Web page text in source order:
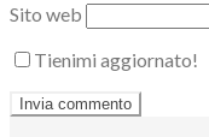
Sito web
Tienimi aggiornato!